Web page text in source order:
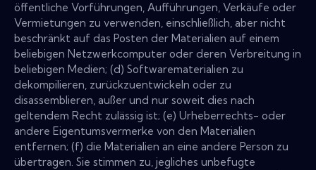
öffentliche Vorführungen, Aufführungen, Verkäufe oder
Vermietungen zu verwenden, einschließlich, aber nicht
beschränkt auf das Posten der Materialien auf einem
beliebigen Netzwerkcomputer oder deren Verbreitung in
beliebigen Medien; (d) Softwarematerialien zu
dekompilieren, zurückzuentwickeln oder zu
disassemblieren, außer und nur soweit dies nach
geltendem Recht zulässig ist; (e) Urheberrechts- oder
andere Eigentumsvermerke von den Materialien
entfernen; (f) die Materialien an eine andere Person zu
übertragen. Sie stimmen zu, jegliches unbefugte